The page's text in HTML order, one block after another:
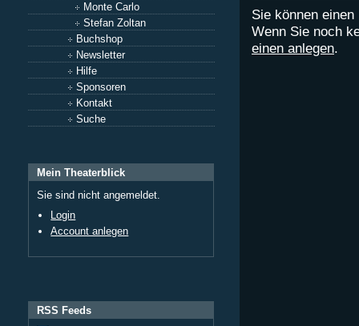
Monte Carlo
Stefan Zoltan
Buchshop
Newsletter
Hilfe
Sponsoren
Kontakt
Suche
Mein Theaterblick
Sie sind nicht angemeldet.
Login
Account anlegen
RSS Feeds
Sie können
Wenn Sie noch
einen anlegen.